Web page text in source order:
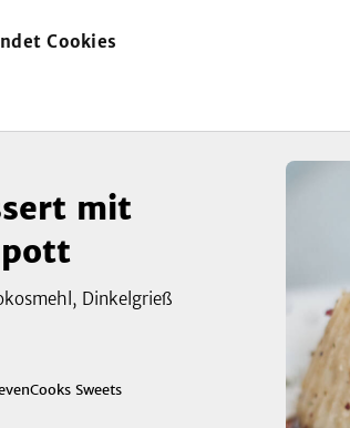
Cookies
Bild
3
zeigen
mit
Dinkelgrieß
Sweets